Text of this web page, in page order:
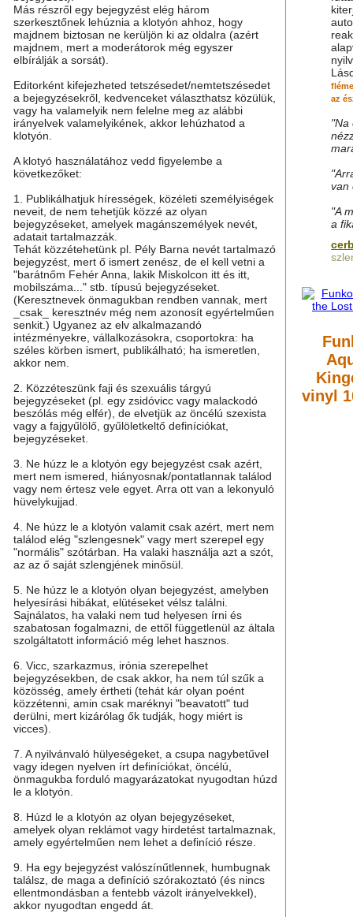
Más részről egy bejegyzést elég három
szerkesztőnek lehúznia a klotyón ahhoz, hogy
majdnem biztosan ne kerüljön ki az oldalra (azért
majdnem, mert a moderátorok még egyszer
elbírálják a sorsát).
Editorként kifejezheted tetszésedet/nemtetszésedet
a bejegyzésekről, kedvenceket választhatsz közülük,
vagy ha valamelyik nem felelne meg az alábbi
irányelvek valamelyikének, akkor lehúzhatod a
klotyón.
A klotyó használatához vedd figyelembe a
következőket:
1. Publikálhatjuk hírességek, közéleti személyiségek
neveit, de nem tehetjük közzé az olyan
bejegyzéseket, amelyek magánszemélyek nevét,
adatait tartalmazzák.
Tehát közzétehetünk pl. Pély Barna nevét tartalmazó
bejegyzést, mert ő ismert zenész, de el kell vetni a
"barátnőm Fehér Anna, lakik Miskolcon itt és itt,
mobilszáma..." stb. típusú bejegyzéseket.
(Keresztnevek önmagukban rendben vannak, mert
_csak_ keresztnév még nem azonosít egyértelműen
senkit.) Ugyanez az elv alkalmazandó
intézményekre, vállalkozásokra, csoportokra: ha
széles körben ismert, publikálható; ha ismeretlen,
akkor nem.
2. Közzéteszünk faji és szexuális tárgyú
bejegyzéseket (pl. egy zsidóvicc vagy malackodó
beszólás még elfér), de elvetjük az öncélú szexista
vagy a fajgyűlölő, gyűlöletkeltő definíciókat,
bejegyzéseket.
3. Ne húzz le a klotyón egy bejegyzést csak azért,
mert nem ismered, hiányosnak/pontatlannak találod
vagy nem értesz vele egyet. Arra ott van a lekonyuló
hüvelykujjad.
4. Ne húzz le a klotyón valamit csak azért, mert nem
találod elég "szlengesnek" vagy mert szerepel egy
"normális" szótárban. Ha valaki használja azt a szót,
az az ő saját szlengjének minősül.
5. Ne húzz le a klotyón olyan bejegyzést, amelyben
helyesírási hibákat, elütéseket vélsz találni.
Sajnálatos, ha valaki nem tud helyesen írni és
szabatosan fogalmazni, de ettől függetlenül az általa
szolgáltatott információ még lehet hasznos.
6. Vicc, szarkazmus, irónia szerepelhet
bejegyzésekben, de csak akkor, ha nem túl szűk a
közösség, amely értheti (tehát kár olyan poént
közzétenni, amin csak maréknyi "beavatott" tud
derülni, mert kizárólag ők tudják, hogy miért is
vicces).
7. A nyilvánvaló hülyeségeket, a csupa nagybetűvel
vagy idegen nyelven írt definíciókat, öncélú,
önmagukba forduló magyarázatokat nyugodtan húzd
le a klotyón.
8. Húzd le a klotyón az olyan bejegyzéseket,
amelyek olyan reklámot vagy hirdetést tartalmaznak,
amely egyértelműen nem lehet a definíció része.
9. Ha egy bejegyzést valószínűtlennek, humbugnak
találsz, de maga a definíció szórakoztató (és nincs
ellentmondásban a fentebb vázolt irányelvekkel),
akkor nyugodtan engedd át.
az
"Na
van
"A
a
vinyl